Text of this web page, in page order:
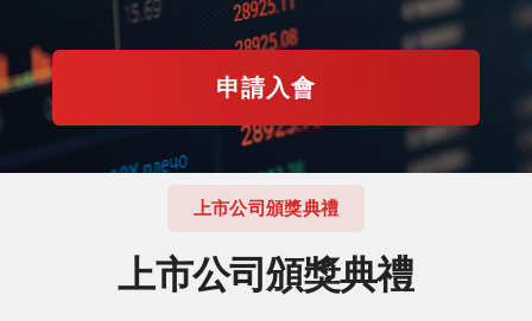
申請入會
上市公司頒獎典禮
上市公司頒獎典禮